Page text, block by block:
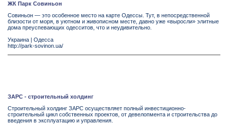
ЖК Парк Совиньон
Совиньон — это особенное место на карте Одессы. Тут, в непосредственной
близости от моря, в уютном и живописном месте, давно уже «выросли» элитные
дома преуспевающих одесситов, что и неудивительно.
Украина | Одесса
http://park-sovinon.ua/
ЗАРС - строительный холдинг
Строительный холдинг ЗАРС осуществляет полный инвестиционно-
строительный цикл собственных проектов, от девелопмента и строительства до
введения в эксплуатацию и управления.